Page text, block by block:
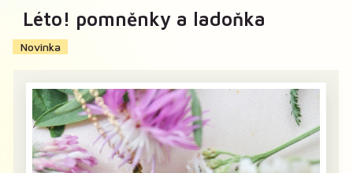
Léto! pomněnky a ladoňka
Novinka